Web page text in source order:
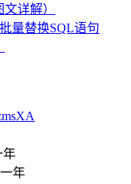
详解）
量替换SQL语句
年
年